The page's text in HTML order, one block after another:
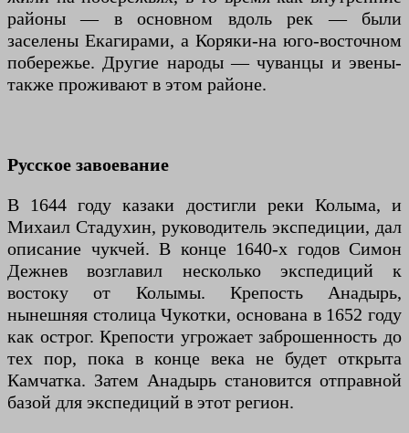
районы — в основном вдоль рек — были
заселены Екагирами, а Коряки-на юго-восточном
побережье. Другие народы — чуванцы и эвены-
также проживают в этом районе.
Русское завоевание
В 1644 году казаки достигли реки Колыма, и
Михаил Стадухин, руководитель экспедиции, дал
описание чукчей. В конце 1640-х годов Симон
Дежнев возглавил несколько экспедиций к
востоку от Колымы. Крепость Анадырь,
нынешняя столица Чукотки, основана в 1652 году
как острог. Крепости угрожает заброшенность до
тех пор, пока в конце века не будет открыта
Камчатка. Затем Анадырь становится отправной
базой для экспедиций в этот регион.